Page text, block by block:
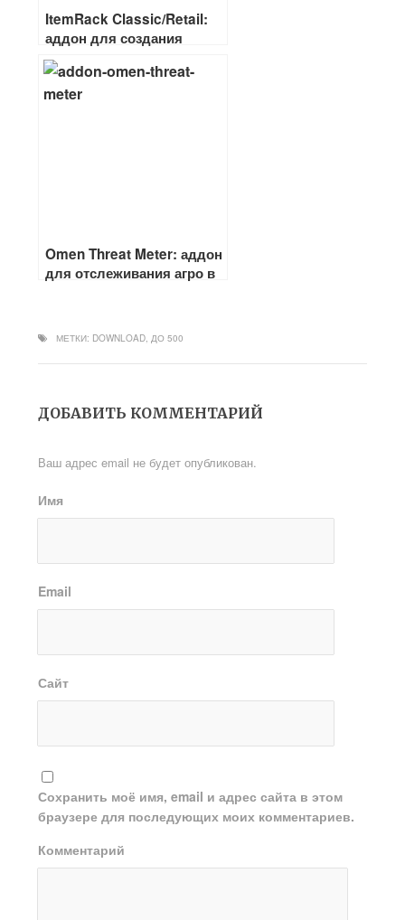
ItemRack Classic/Retail:
аддон для создания
комплектов вещей
Omen Threat Meter: аддон
для отслеживания агро в
МЕТКИ: DOWNLOAD,ДО 500
ДОБАВИТЬ КОММЕНТАРИЙ
Ваш адрес email не будет опубликован.
Имя
Email
Сайт
Сохранить моё имя, email и адрес сайта в этом
браузере для последующих моих комментариев.
Комментарий